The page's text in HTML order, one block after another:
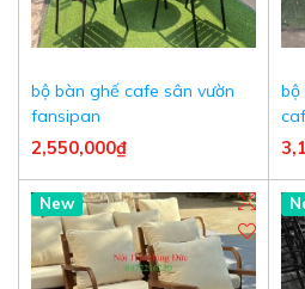
bộ bàn ghế cafe sân vườn
fansipan
2,550,000₫
bộ
New